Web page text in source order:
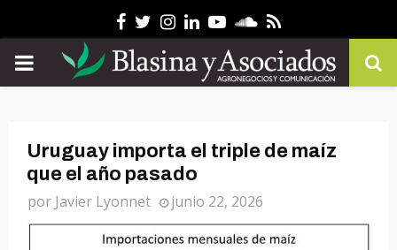
Facebook
Twitter
Instagram
Linkedin
YoutubeSoundcloud
Rss
PRIMARY
Uruguay importa el triple de maíz
que el año pasado
por Javier Lyonnet junio 22, 2026